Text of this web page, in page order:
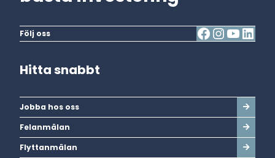
Följ oss
Hitta snabbt
Jobba hos oss
Felanmälan
Flyttanmälan